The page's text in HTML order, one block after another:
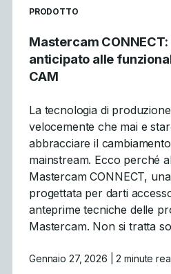
READ MORE ARTICLES ABOUT
PRODOTTO
Mastercam
anticipato alle
CAM
La tecnologia di
velocemente che mai e
abbracciare il
mainstream. Ecco perché
Mastercam CONNECT,
progettata per darti
anteprime tecniche delle
Mastercam. Non si tratta
Gennaio 27, 2026 | 2 minute